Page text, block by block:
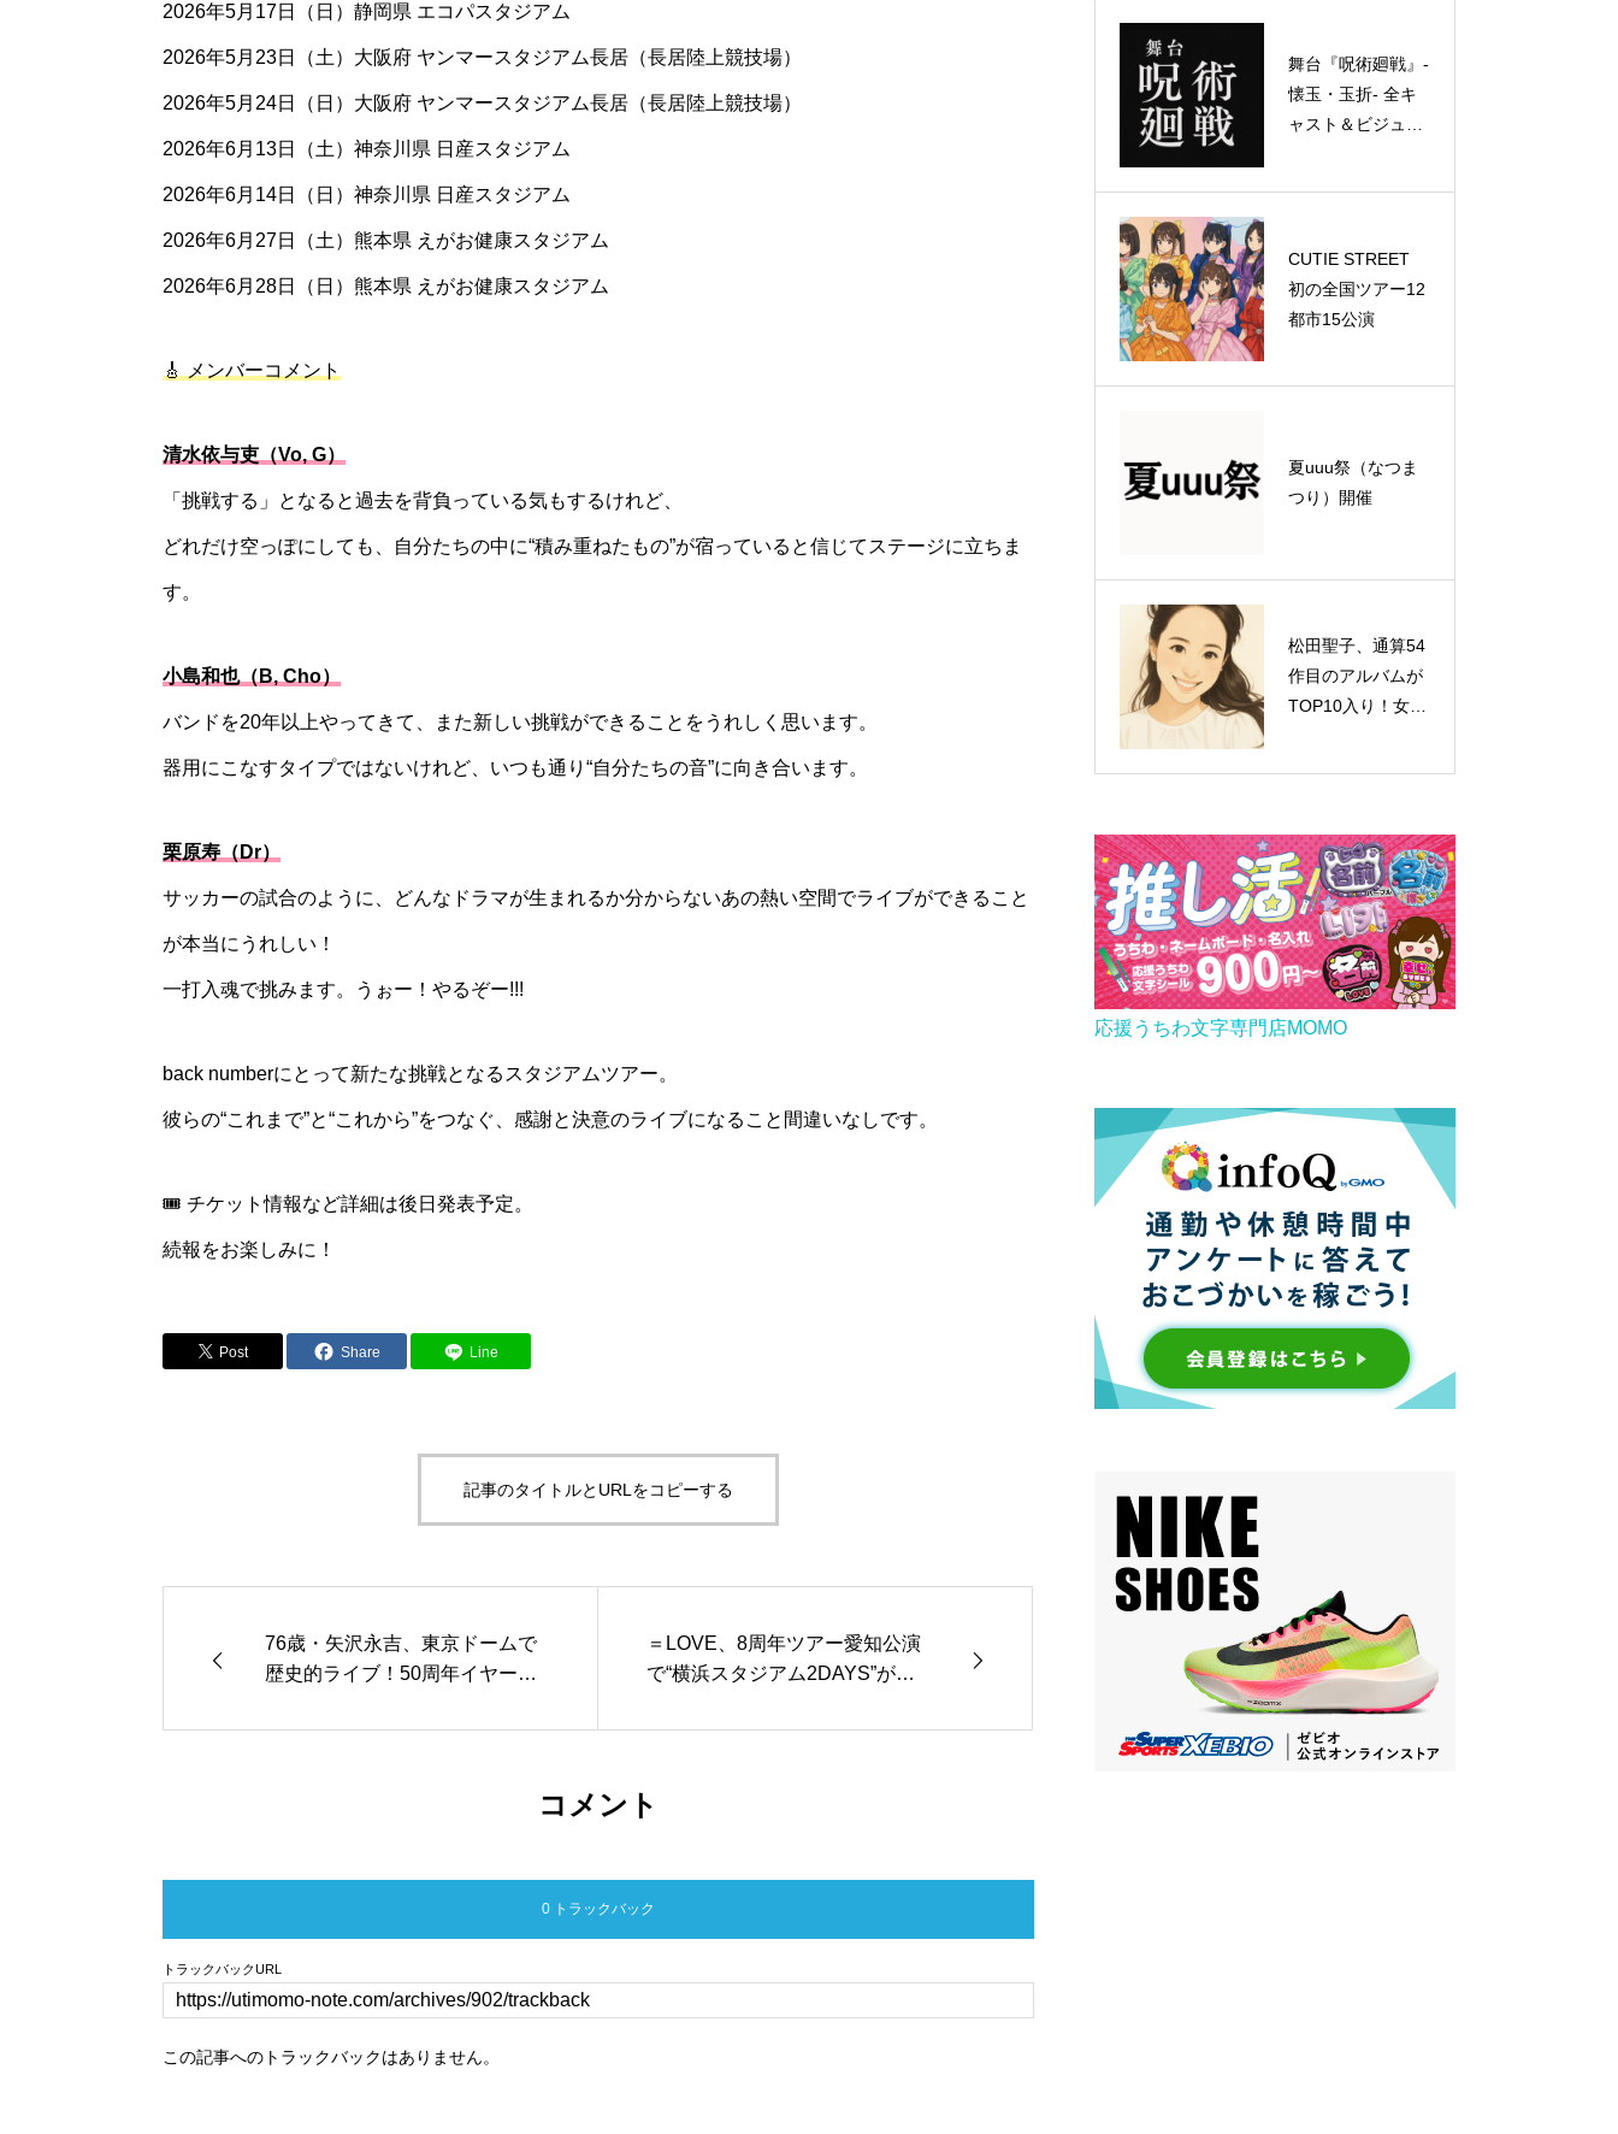
2026年5月17日（日）静岡県 エコパスタジアム
2026年5月23日（土）大阪府 ヤンマースタジアム長居（長居陸上競技場）
2026年5月24日（日）大阪府 ヤンマースタジアム長居（長居陸上競技場）
2026年6月13日（土）神奈川県 日産スタジアム
2026年6月14日（日）神奈川県 日産スタジアム
2026年6月27日（土）熊本県 えがお健康スタジアム
2026年6月28日（日）熊本県 えがお健康スタジアム
🎸 メンバーコメント
清水依与吏（Vo, G）
「挑戦する」となると過去を背負っている気もするけれど、
どれだけ空っぽにしても、自分たちの中に“積み重ねたもの”が宿っていると信じてステージに立ちま
す。
小島和也（B, Cho）
バンドを20年以上やってきて、また新しい挑戦ができることをうれしく思います。
器用にこなすタイプではないけれど、いつも通り“自分たちの音”に向き合います。
栗原寿（Dr）
サッカーの試合のように、どんなドラマが生まれるか分からないあの熱い空間でライブができること
が本当にうれしい！
一打入魂で挑みます。うぉー！やるぞー!!!
back numberにとって新たな挑戦となるスタジアムツアー。
彼らの“これまで”と“これから”をつなぐ、感謝と決意のライブになること間違いなしです。
🎟️ チケット情報など詳細は後日発表予定。
続報をお楽しみに！
Post Share Line
記事のタイトルとURLをコピーする
76歳・矢沢永吉、東京ドームで
歴史的ライブ！50周年イヤー
＝LOVE、8周年ツアー愛知公演
で“横浜スタジアム2DAYS”が決
コメント
0 トラックバック
トラックバックURL
この記事へのトラックバックはありません。
舞台『呪術廻戦』-
懐玉・玉折- 全キ
ャスト＆ビジュア
CUTIE STREET
初の全国ツアー12
都市15公演
夏uuu祭（なつま
つり）開催
松田聖子、通算54
作目のアルバムが
TOP10入り！女性
応援うちわ文字専門店MOMO